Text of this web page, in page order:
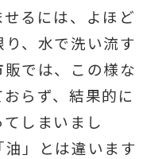
るには、よほど
、水で洗い流す
では、この様な
らず、結果的に
しまいまし
」とは違います